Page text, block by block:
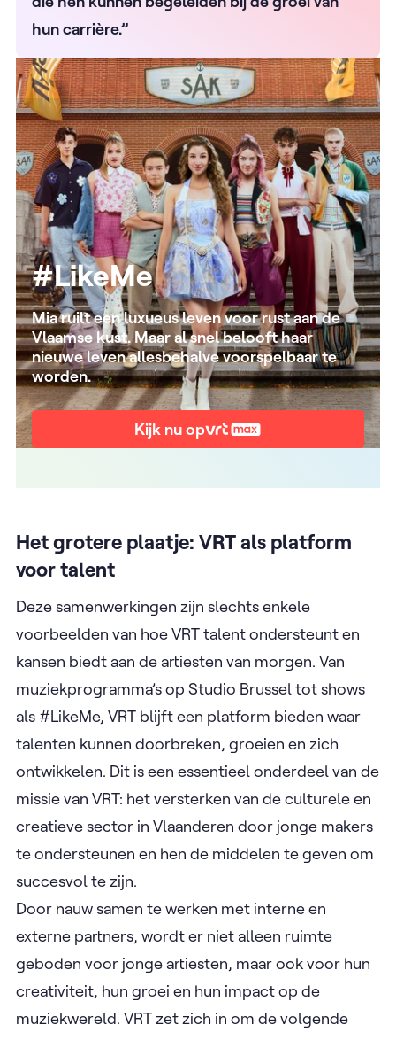
hun carrière.”
#LikeMe
Mia ruilt een luxueus leven voor rust aan de
Vlaamse kust. Maar al snel belooft haar
nieuwe leven allesbehalve voorspelbaar te
worden.
Kijk nu op
Het grotere plaatje: VRT als platform
voor talent
Deze samenwerkingen zijn slechts enkele
voorbeelden van hoe VRT talent ondersteunt en
kansen biedt aan de artiesten van morgen. Van
muziekprogramma’s op Studio Brussel tot shows
als #LikeMe, VRT blijft een platform bieden waar
talenten kunnen doorbreken, groeien en zich
ontwikkelen. Dit is een essentieel onderdeel van de
missie van VRT: het versterken van de culturele en
creatieve sector in Vlaanderen door jonge makers
te ondersteunen en hen de middelen te geven om
succesvol te zijn.
Door nauw samen te werken met interne en
externe partners, wordt er niet alleen ruimte
geboden voor jonge artiesten, maar ook voor hun
creativiteit, hun groei en hun impact op de
muziekwereld. VRT zet zich in om de volgende